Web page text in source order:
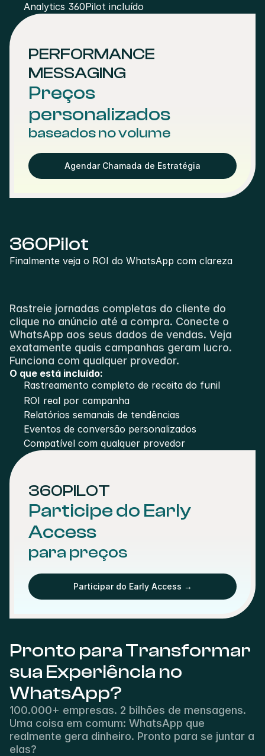
Analytics 360Pilot incluído
PERFORMANCE
MESSAGING
Preços
personalizados
baseados no volume
Agendar Chamada de Estratégia
360Pilot
Finalmente veja o ROI do WhatsApp com clareza
Rastreie jornadas completas do cliente do
clique no anúncio até a compra. Conecte o
WhatsApp aos seus dados de vendas. Veja
exatamente quais campanhas geram lucro.
Funciona com qualquer provedor.
O que está incluído:
Rastreamento completo de receita do funil
ROI real por campanha
Relatórios semanais de tendências
Eventos de conversão personalizados
Compatível com qualquer provedor
360PILOT
Participe do Early
Access
para preços
Participar do Early Access →
Pronto para Transformar
sua Experiência no
WhatsApp?
100.000+ empresas. 2 bilhões de mensagens.
Uma coisa em comum: WhatsApp que
realmente gera dinheiro. Pronto para se juntar a
elas?